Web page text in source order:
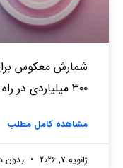
شمارش معکوس
۳۰۰ میلیاردی در راه فرابورس
مشاهده کامل مطلب
ژانویه 7, 2026 بدون